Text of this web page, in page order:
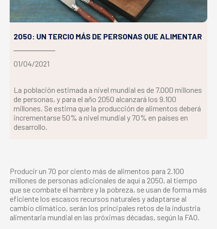
2050: UN TERCIO MÁS DE PERSONAS QUE ALIMENTAR
01/04/2021
La población estimada a nivel mundial es de 7.000 millones
de personas, y para el año 2050 alcanzará los 9.100
millones. Se estima que la producción de alimentos deberá
incrementarse 50% a nivel mundial y 70% en países en
desarrollo.
Producir un 70 por ciento más de alimentos para 2.100
millones de personas adicionales de aquí a 2050, al tiempo
que se combate el hambre y la pobreza, se usan de forma más
eficiente los escasos recursos naturales y adaptarse al
cambio climático, serán los principales retos de la industria
alimentaria mundial en las próximas décadas, según la FAO.